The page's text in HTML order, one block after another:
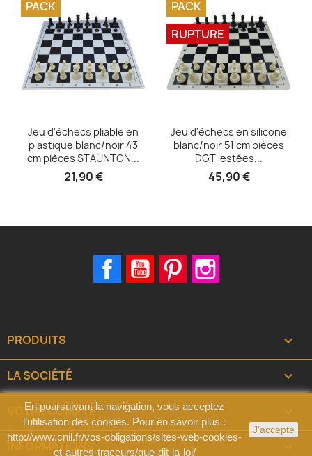
Aperçu rapide
Jeu d'échecs pliable en
plastique blanc/noir 43
cm pièces STAUNTON...
21,90 €
PACK
Aperçu rapide
Jeu d'échecs en silicone
blanc/noir 51 cm pièces
DGT lestées...
45,90 €
PACK
RUPTURE
FacebookYouTubePinterest
PRODUITS 
LA SOCIÉTÉ 
VOTRE COMPTE
INFORMATIONS
En poursuivant la navigation, vous acceptez
l’utilisation des cookies. Pour en savoir plus :
http://www.cnil.fr/vos-obligations/sites-web-cookies-
et-autres-traceurs/que-dit-la-loi/
J'accepte